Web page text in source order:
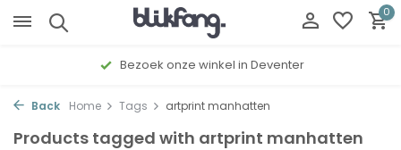
0
Bezoek onze winkel in Deventer
Back Home Tags artprint manhatten
Products tagged with artprint manhatten